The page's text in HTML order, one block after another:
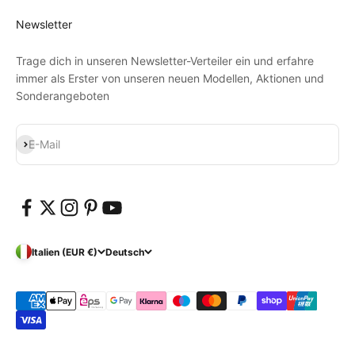
Newsletter
Trage dich in unseren Newsletter-Verteiler ein und erfahre
immer als Erster von unseren neuen Modellen, Aktionen und
Sonderangeboten
E-Mail
Abonnieren
Italien (EUR €) Deutsch